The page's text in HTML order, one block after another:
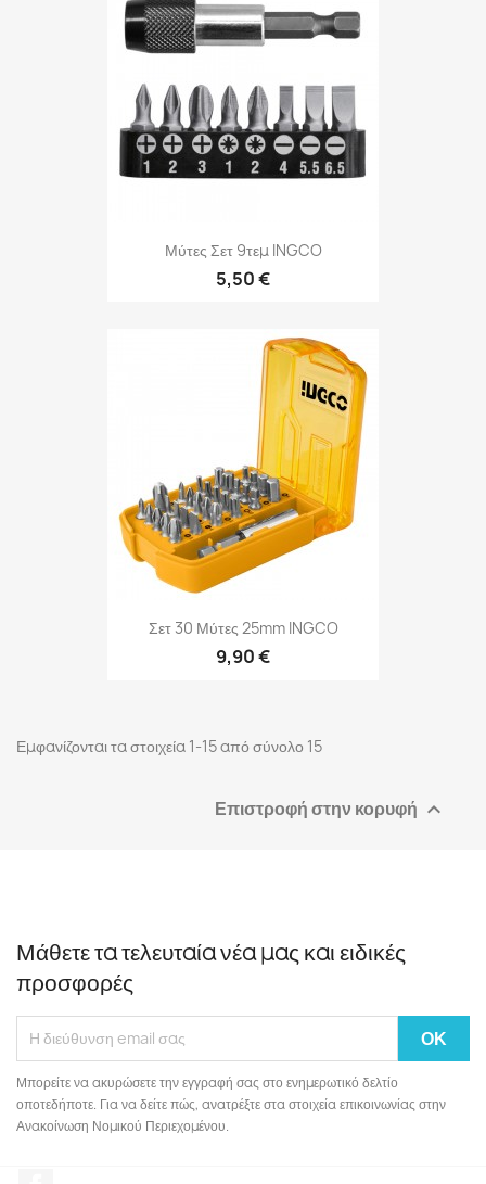
Μύτες Σετ 9τεμ INGCO
5,50 €
Σετ 30 Μύτες 25mm INGCO
9,90 €
Εμφανίζονται τα στοιχεία 1-15 από σύνολο 15
Επιστροφή στην κορυφή 
Μάθετε τα τελευταία νέα μας και ειδικές
προσφορές
Μπορείτε να ακυρώσετε την εγγραφή σας στο ενημερωτικό δελτίο
οποτεδήποτε. Για να δείτε πώς, ανατρέξτε στα στοιχεία επικοινωνίας στην
Ανακοίνωση Νομικού Περιεχομένου.